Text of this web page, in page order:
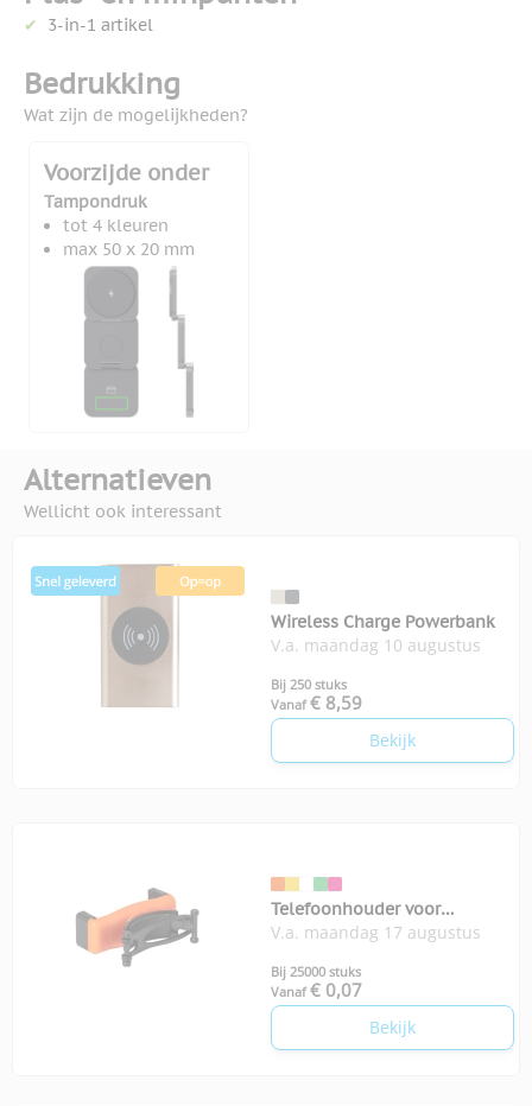
3-in-1 artikel
Bedrukking
Wat zijn de mogelijkheden?
Voorzijde onder
Tampondruk
tot 4 kleuren
max 50 x 20 mm
Alternatieven
Wellicht ook interessant
Wireless Charge Powerbank
V.a. maandag 10 augustus
Bij 250 stuks
Vanaf € 8,59
Bekijk
Telefoonhouder voor
winkelwagen
V.a. maandag 17 augustus
Bij 25000 stuks
Vanaf € 0,07
Bekijk